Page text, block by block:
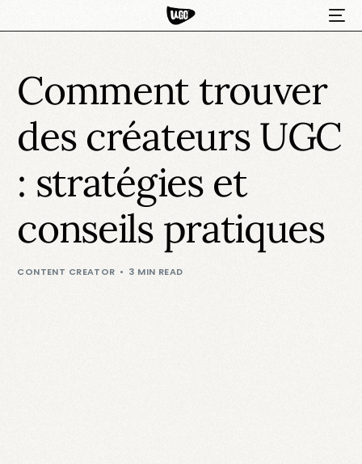
Comment trouver
des créateurs UGC
: stratégies et
conseils pratiques
CONTENT CREATOR 3 MIN READ
HOT